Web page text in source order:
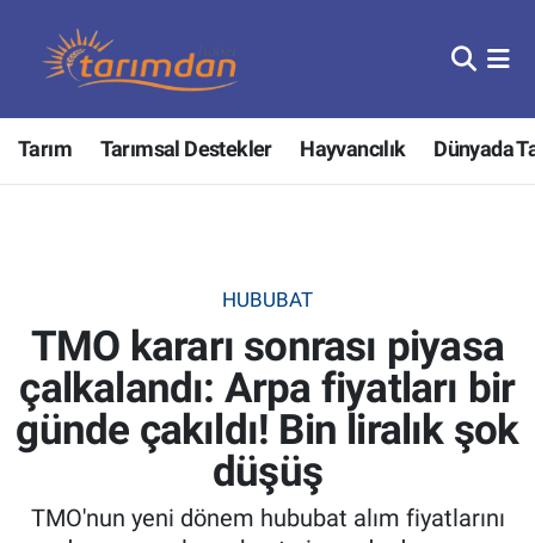
Tarım Tarımsal Destekler Hayvancılık Dünyada
HUBUBAT
TMO kararı sonrası piyasa
çalkalandı: Arpa fiyatları bir
günde çakıldı! Bin liralık şok
düşüş
TMO'nun yeni dönem hububat alım fiyatlarını
Tarım
Hayvancılık
Tarımsal Destekler
Tarım Bakanlığı
Tarım Kredi Kooperatifleri
Nöbetçi Eczaneler
Hava Durumu
Tüm Manşetler
Son Dakika Haberleri
Haber Arşivi